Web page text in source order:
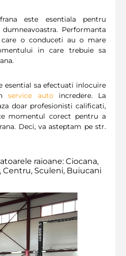
este esentiala pentru
Performanta
o conduceti au o mare
in care trebuie sa
esential sa efectuati inlocuire
service autoincredere. La
doar profesionisti calificati,
momentul corect pentru a
Deci, va asteptam pe str.
raioane: Ciocana,
Centru, Sculeni, Buiucani